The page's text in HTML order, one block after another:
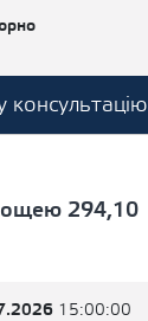
294,10
15:00:00